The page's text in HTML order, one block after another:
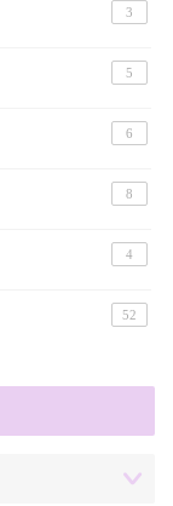
3
5
6
8
4
52